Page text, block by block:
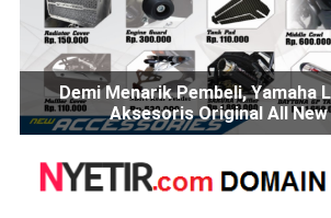
Demi Menarik Pembeli, Yamaha
Aksesoris Original All New